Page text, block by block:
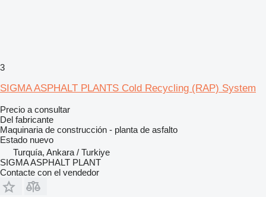
3
SIGMA ASPHALT PLANTS Cold Recycling (RAP) System
Precio a consultar
Del fabricante
Maquinaria de construcción - planta de asfalto
Estado nuevo
Turquía, Ankara / Turkiye
SIGMA ASPHALT PLANT
Contacte con el vendedor